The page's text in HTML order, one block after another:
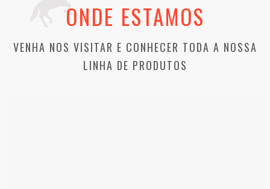
ONDE ESTAMOS
VENHA NOS VISITAR E CONHECER TODA A NOSSA
LINHA DE PRODUTOS